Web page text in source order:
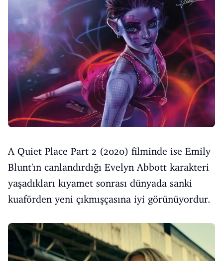
A Quiet Place Part 2 (2020) filminde ise Emily
Blunt'ın canlandırdığı Evelyn Abbott karakteri
yaşadıkları kıyamet sonrası dünyada sanki
kuaförden yeni çıkmışçasına iyi görünüyordur.